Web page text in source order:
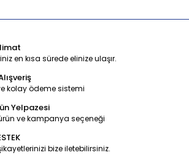
en kısa sürede elinize ulaşır.
kolay ödeme sistemi
Yelpazesi
ve kampanya seçeneği
bize iletebilirsiniz.